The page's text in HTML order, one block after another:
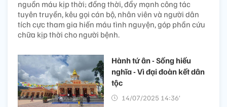
nguồn máu kịp thời; đồng thời, đẩy mạnh công tác
tuyên truyền, kêu gọi cán bộ, nhân viên và người dân
tích cực tham gia hiến máu tình nguyện, góp phần cứu
chữa kịp thời cho người bệnh.
Hành tứ ân - Sống hiếu
nghĩa - Vì đại đoàn kết dân
tộc
14/07/2025 14:36’